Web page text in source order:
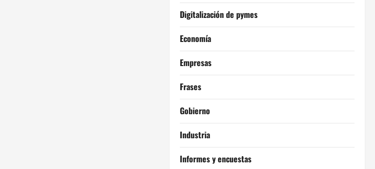
Digitalización de pymes
Economía
Empresas
Frases
Gobierno
Industria
Informes y encuestas